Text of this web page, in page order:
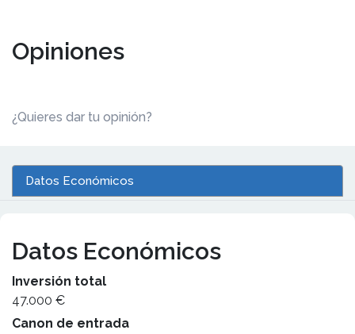
Opiniones
¿Quieres dar tu opinión?
Datos Económicos
Datos Económicos
Inversión total
47.000 €
Canon de entrada